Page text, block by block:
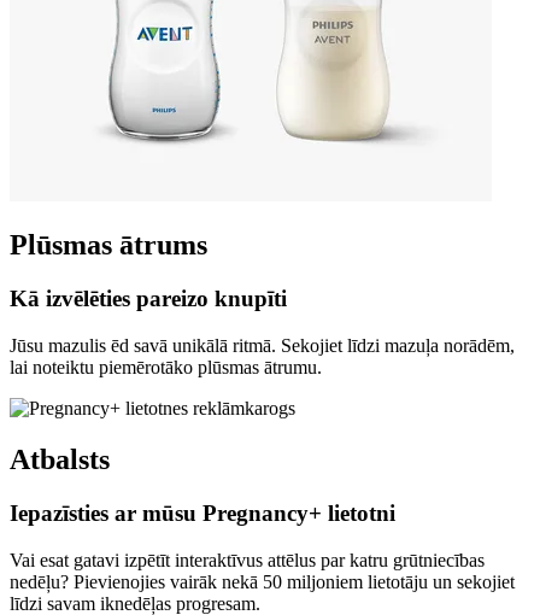
Plūsmas ātrums
Kā izvēlēties pareizo knupīti
Jūsu mazulis ēd savā unikālā ritmā. Sekojiet līdzi mazuļa norādēm,
lai noteiktu piemērotāko plūsmas ātrumu.
Atbalsts
Iepazīsties ar mūsu Pregnancy+ lietotni
Vai esat gatavi izpētīt interaktīvus attēlus par katru grūtniecības
nedēļu? Pievienojies vairāk nekā 50 miljoniem lietotāju un sekojiet
līdzi savam iknedēļas progresam.